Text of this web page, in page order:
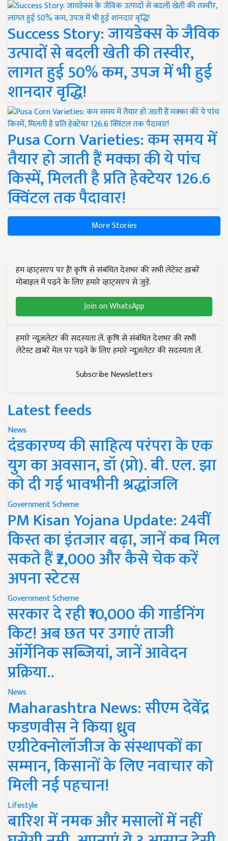
Success Story: जायडेक्स के जैविक
उत्पादों से बदली खेती की तस्वीर,
लागत हुई 50% कम, उपज में भी हुई
शानदार वृद्धि!
Pusa Corn Varieties: कम समय में
तैयार हो जाती हैं मक्का की ये पांच
किस्में, मिलती है प्रति हेक्टेयर 126.6
क्विंटल तक पैदावार!
More Stories
हम व्हाट्सएप पर हैं! कृषि से संबंधित देशभर की सभी लेटेस्ट ख़बरें
मोबाइल में पढ़ने के लिए हमारे व्हाट्सएप से जुड़ें.
Join on WhatsApp
हमारे न्यूज़लेटर की सदस्यता लें. कृषि से संबंधित देशभर की सभी
लेटेस्ट ख़बरें मेल पर पढ़ने के लिए हमारे न्यूज़लेटर की सदस्यता लें.
Subscribe Newsletters
Latest feeds
News
दंडकारण्य की साहित्य परंपरा के एक
युग का अवसान, डॉ (प्रो). बी. एल. झा
को दी गई भावभीनी श्रद्धांजलि
Government Scheme
PM Kisan Yojana Update: 24वीं
किस्त का इंतजार बढ़ा, जानें कब मिल
सकते हैं ₹2,000 और कैसे चेक करें
अपना स्टेटस
Government Scheme
सरकार दे रही ₹10,000 की गार्डनिंग
किट! अब छत पर उगाएं ताजी
ऑर्गेनिक सब्जियां, जानें आवेदन
प्रक्रिया..
News
Maharashtra News: सीएम देवेंद्र
फडणवीस ने किया ध्रुव
एग्रीटेक्नोलॉजीज के संस्थापकों का
सम्मान, किसानों के लिए नवाचार को
मिली नई पहचान!
Lifestyle
बारिश में नमक और मसालों में नहीं